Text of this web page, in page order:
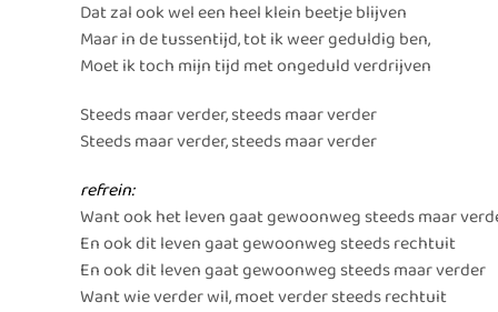
Dat zal ook wel een heel klein beetje blijven
Maar in de tussentijd, tot ik weer geduldig ben,
Moet ik toch mijn tijd met ongeduld verdrijven
Steeds maar verder, steeds maar verder
Steeds maar verder, steeds maar verder
refrein:
Want ook het leven gaat gewoonweg steeds maar
En ook dit leven gaat gewoonweg steeds rechtuit
En ook dit leven gaat gewoonweg steeds maar verder
Want wie verder wil, moet verder steeds rechtuit